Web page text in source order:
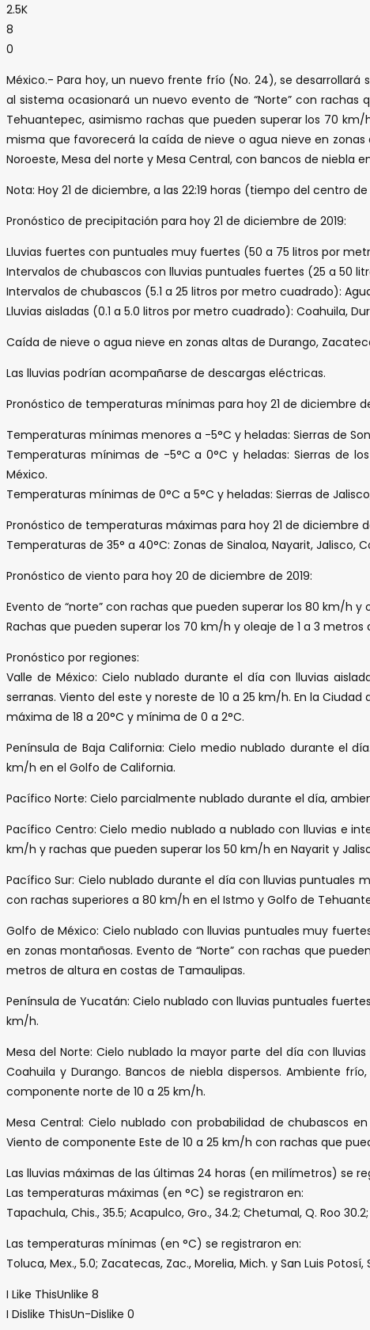
2.5K
8
0
México.- Para hoy, un nuevo frente frío (No. 24), se
al sistema ocasionará un nuevo evento de “Norte” con
Tehuantepec, asimismo rachas que pueden superar los 70
misma que favorecerá la caída de nieve o agua nieve en
Noroeste, Mesa del norte y Mesa Central, con bancos de niebla
Nota: Hoy 21 de diciembre, a las 22:19 horas (tiempo del centro
Pronóstico de precipitación para hoy 21 de diciembre de 2019:
Lluvias fuertes con puntuales muy fuertes (50 a 75 litros por
Intervalos de chubascos con lluvias puntuales fuertes (25 a 50
Intervalos de chubascos (5.1 a 25 litros por metro cuadrado):
Lluvias aisladas (0.1 a 5.0 litros por metro cuadrado): Coahuila,
Caída de nieve o agua nieve en zonas altas de Durango,
Las lluvias podrían acompañarse de descargas eléctricas.
Pronóstico de temperaturas mínimas para hoy 21 de diciembre
Temperaturas mínimas menores a -5°C y heladas: Sierras de
Temperaturas mínimas de -5°C a 0°C y heladas: Sierras de
México.
Temperaturas mínimas de 0°C a 5°C y heladas: Sierras de
Pronóstico de temperaturas máximas para hoy 21 de diciembre
Temperaturas de 35° a 40°C: Zonas de Sinaloa, Nayarit, Jalisco,
Pronóstico de viento para hoy 20 de diciembre de 2019:
Evento de “norte” con rachas que pueden superar los 80 km/h
Rachas que pueden superar los 70 km/h y oleaje de 1 a 3
Pronóstico por regiones:
Valle de México: Cielo nublado durante el día con lluvias
serranas. Viento del este y noreste de 10 a 25 km/h. En la
máxima de 18 a 20°C y mínima de 0 a 2°C.
Península de Baja California: Cielo medio nublado durante el
km/h en el Golfo de California.
Pacífico Norte: Cielo parcialmente nublado durante el día,
Pacífico Centro: Cielo medio nublado a nublado con lluvias e
km/h y rachas que pueden superar los 50 km/h en Nayarit y
Pacífico Sur: Cielo nublado durante el día con lluvias puntuales
con rachas superiores a 80 km/h en el Istmo y Golfo de
Golfo de México: Cielo nublado con lluvias puntuales muy
en zonas montañosas. Evento de “Norte” con rachas que
metros de altura en costas de Tamaulipas.
Península de Yucatán: Cielo nublado con lluvias puntuales
km/h.
Mesa del Norte: Cielo nublado la mayor parte del día con
Coahuila y Durango. Bancos de niebla dispersos. Ambiente
componente norte de 10 a 25 km/h.
Mesa Central: Cielo nublado con probabilidad de chubascos
Viento de componente Este de 10 a 25 km/h con rachas que
Las lluvias máximas de las últimas 24 horas (en milímetros) se
Las temperaturas máximas (en °C) se registraron en:
Tapachula, Chis., 35.5; Acapulco, Gro., 34.2; Chetumal, Q. Roo
Las temperaturas mínimas (en °C) se registraron en:
Toluca, Mex., 5.0; Zacatecas, Zac., Morelia, Mich. y San Luis
I Like ThisUnlike 8
I Dislike ThisUn-Dislike 0